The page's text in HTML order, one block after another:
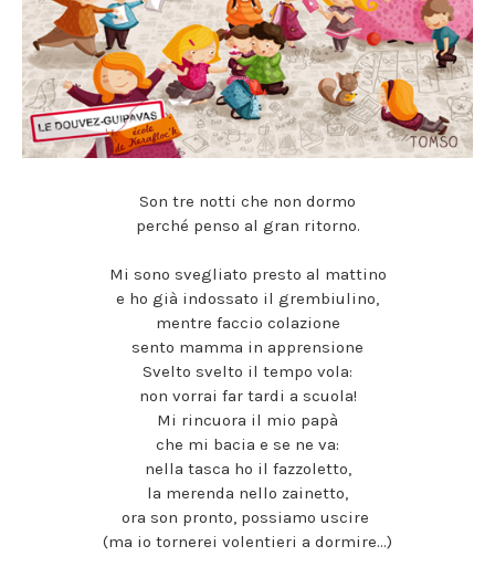
Son tre notti che non dormo
perché penso al gran ritorno.
Mi sono svegliato presto al mattino
e ho già indossato il grembiulino,
mentre faccio colazione
sento mamma in apprensione
Svelto svelto il tempo vola:
non vorrai far tardi a scuola!
Mi rincuora il mio papà
che mi bacia e se ne va:
nella tasca ho il fazzoletto,
la merenda nello zainetto,
ora son pronto, possiamo uscire
(ma io tornerei volentieri a dormire…)